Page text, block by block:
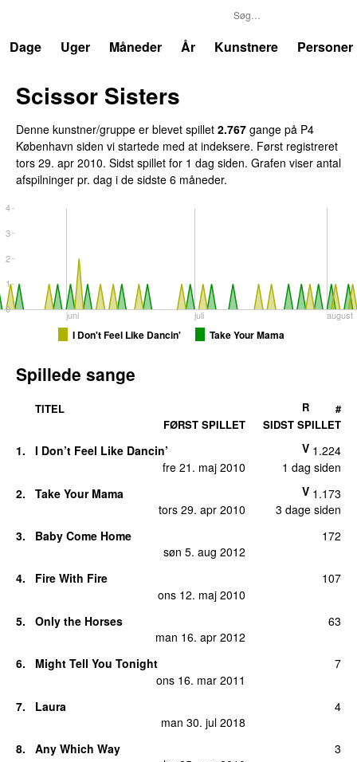
Dage
Uger Måneder År Kunstnere Personer
Scissor Sisters
Denne kunstner/gruppe er blevet spillet 2.767 gange på P4
København siden vi startede med at indeksere. Først registreret
tors 29. apr 2010. Sidst spillet for 1 dag siden. Grafen viser antal
afspilninger pr. dag i de sidste 6 måneder.
juni juli august
0
1
2
3
4
I Don't Feel Like Dancin' Take Your Mama
Spillede sange
TITEL
FØRST SPILLET
SIDST SPILLET
R #
1.
I Don’t Feel Like Dancin’
fre 21. maj 2010
1 dag siden
V 1.224
2.
Take Your Mama
tors 29. apr 2010
3 dage siden
V 1.173
3.
Baby Come Home
søn 5. aug 2012
172
4.
Fire With Fire
ons 12. maj 2010
107
5.
Only the Horses
man 16. apr 2012
63
6.
Might Tell You Tonight
ons 16. mar 2011
7
7.
Laura
man 30. jul 2018
4
8.
Any Which Way
3